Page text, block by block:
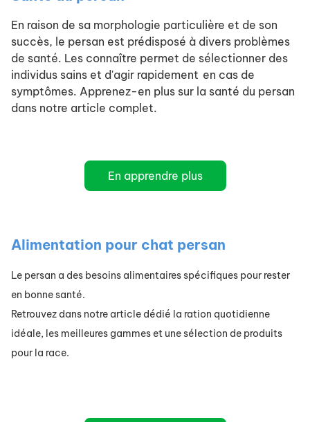
En raison de sa morphologie particulière et de son
succès, le persan est prédisposé à divers problèmes
de santé. Les connaître permet de sélectionner des
individus sains et d'agir rapidement en cas de
symptômes. Apprenez-en plus sur la santé du persan
dans notre article complet.
En apprendre plus
Alimentation pour chat persan
Le persan a des besoins alimentaires spécifiques pour rester
en bonne santé.
Retrouvez dans notre article dédié la ration quotidienne
idéale, les meilleures gammes et une sélection de produits
pour la race.